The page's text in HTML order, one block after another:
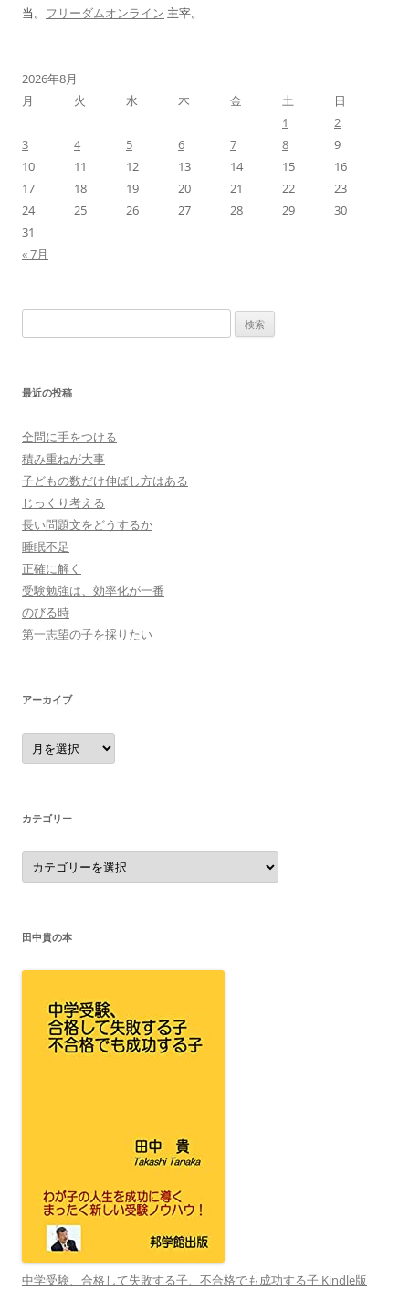
当。 フリーダムオンライン 主宰。
2026年8月
月
火 水 木 金 土
日
1
2
3
4 5 6 7 8
9
10
11 12 13 14 15
16
17
18 19 20 21 22
23
24
25 26 27 28 29
30
31
« 7月
索:
最近の投稿
全問に手をつける
積み重ねが大事
子どもの数だけ伸ばし方はある
じっくり考える
長い問題文をどうするか
睡眠不足
正確に解く
受験勉強は、効率化が一番
のびる時
第一志望の子を採りたい
アーカイブ
ア
ー
カ
カテゴリー
カ
テ
ゴ
田中貴の本
中学受験、合格して失敗する子、不合格でも成功する子 Kindle版